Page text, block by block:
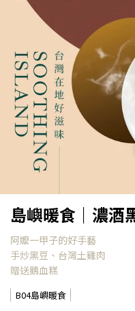
島嶼暖食｜濃酒
阿嬤一甲子的好手藝
手炒黑豆、台灣土雞肉
贈送鵝血糕
B04島嶼暖食